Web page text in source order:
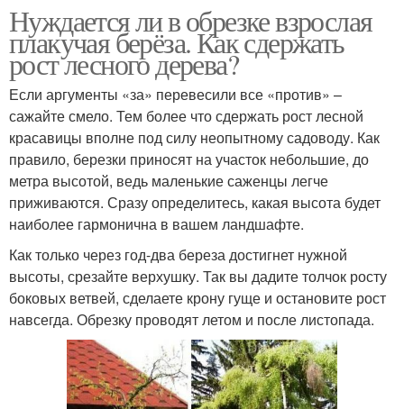
Нуждается ли в обрезке взрослая
плакучая берёза. Как сдержать
рост лесного дерева?
Если аргументы «за» перевесили все «против» –
сажайте смело. Тем более что сдержать рост лесной
красавицы вполне под силу неопытному садоводу. Как
правило, березки приносят на участок небольшие, до
метра высотой, ведь маленькие саженцы легче
приживаются. Сразу определитесь, какая высота будет
наиболее гармонична в вашем ландшафте.
Как только через год-два береза достигнет нужной
высоты, срезайте верхушку. Так вы дадите толчок росту
боковых ветвей, сделаете крону гуще и остановите рост
навсегда. Обрезку проводят летом и после листопада.